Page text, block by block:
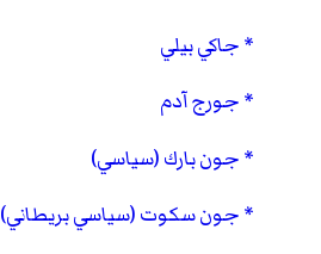
جاكي بيلي
جورج آدم
جون بارك (سياسي)
جون سكوت (سياسي بريطاني)